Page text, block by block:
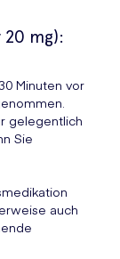
mg):
Minuten vor
gelegentlich
Sie
auch